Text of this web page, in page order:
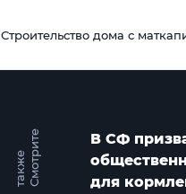
00:00
Строительство дома с
С
м
о
т
р и
т
е
т
а
к
ж
е
В СФ
для